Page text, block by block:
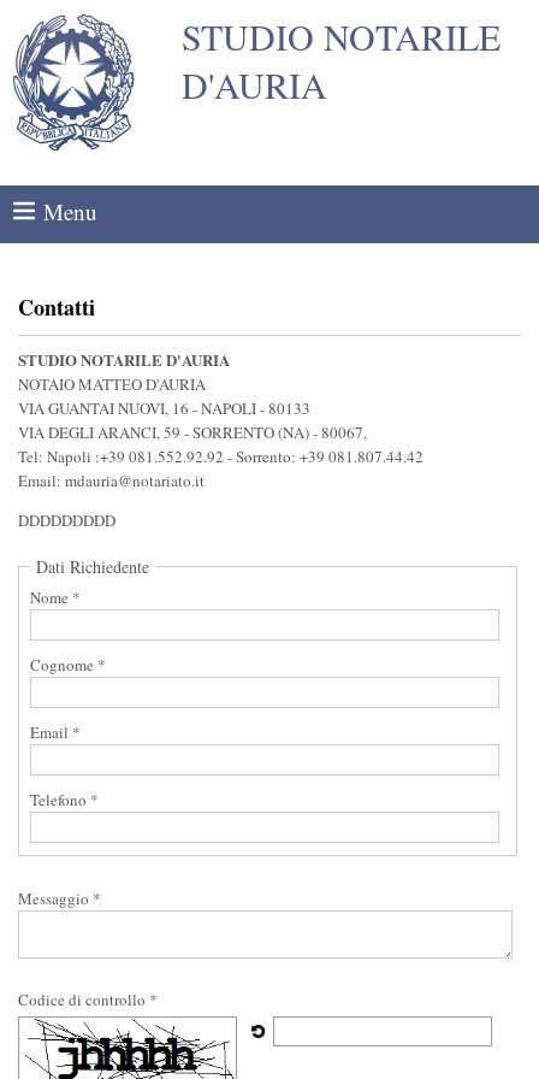
STUDIO NOTARILE
D'AURIA
Menu
Contatti
STUDIO NOTARILE D'AURIA
NOTAIO MATTEO D'AURIA
VIA GUANTAI NUOVI, 16 - NAPOLI - 80133
VIA DEGLI ARANCI, 59 - SORRENTO (NA) - 80067,
Tel:Napoli :+39 081.552.92.92 - Sorrento: +39 081.807.44.42
Email:mdauria@notariato.it
DDDDDDDDD
Dati Richiedente
Nome *
Cognome *
Email *
Telefono *
Messaggio *
Codice di controllo *